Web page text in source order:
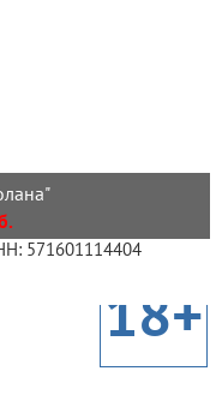
571601114404
18+